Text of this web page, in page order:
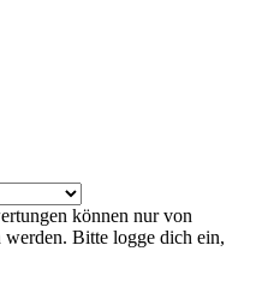
können nur von
werden. Bitte logge dich ein,